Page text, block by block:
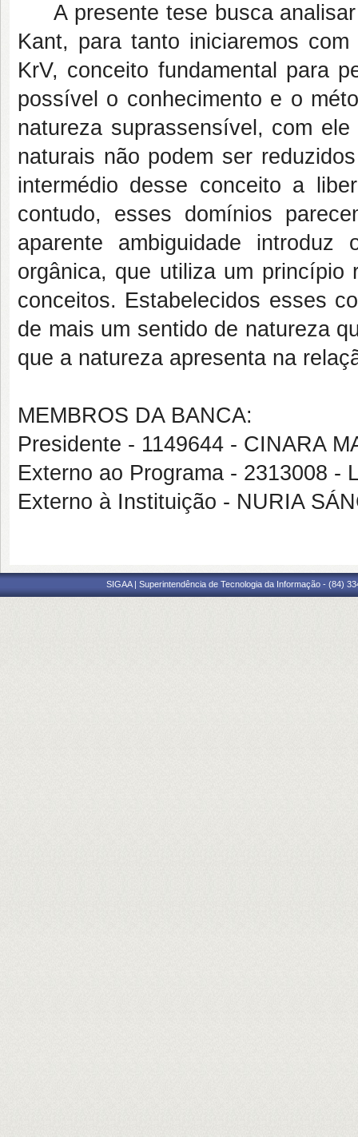
A presente tese busca analisar
Kant, para tanto iniciaremos
KrV, conceito fundamental para
possível o conhecimento e o
natureza suprassensível, com
naturais não podem ser
intermédio desse conceito a
contudo, esses domínios
aparente ambiguidade
orgânica, que utiliza um
conceitos. Estabelecidos esses
de mais um sentido de natureza
que a natureza apresenta na
MEMBROS DA BANCA:
Presidente - 1149644 - CINARA
Externo ao Programa - 2313008 -
Externo à Instituição - NURIA
SIGAA | Superintendência de Tecnologia da Informação - (84)